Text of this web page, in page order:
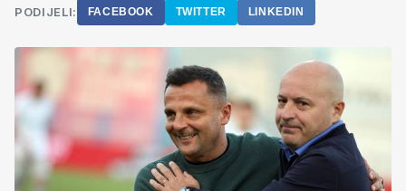
PODIJELI: FACEBOOK TWITTER LINKEDIN